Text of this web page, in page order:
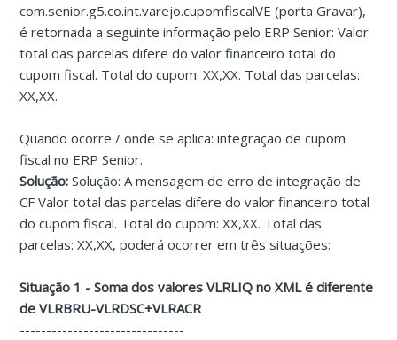
com.senior.g5.co.int.varejo.cupomfiscalVE (porta Gravar),
é retornada a seguinte informação pelo ERP Senior: Valor
total das parcelas difere do valor financeiro total do
cupom fiscal. Total do cupom: XX,XX. Total das parcelas:
XX,XX.
Quando ocorre / onde se aplica: integração de cupom
fiscal no ERP Senior.
Solução:Solução: A mensagem de erro de integração de
CF Valor total das parcelas difere do valor financeiro total
do cupom fiscal. Total do cupom: XX,XX. Total das
parcelas: XX,XX, poderá ocorrer em três situações:
Situação 1 - Soma dos valores VLRLIQ no XML é diferente
de VLRBRU-VLRDSC+VLRACR
-------------------------------